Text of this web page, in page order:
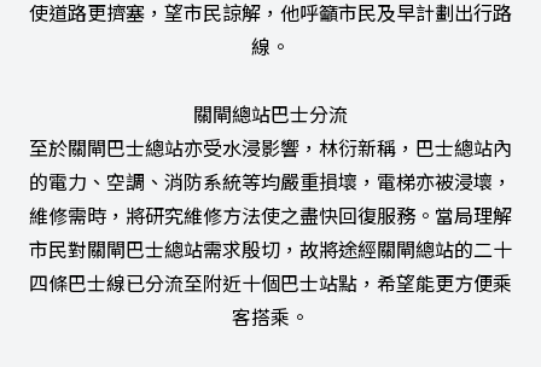
使道路更擠塞，望市民諒解，他呼籲市民及早計劃出行路
線。
關閘總站巴士分流
至於關閘巴士總站亦受水浸影響，林衍新稱，巴士總站內
的電力、空調、消防系統等均嚴重損壞，電梯亦被浸壞，
維修需時，將研究維修方法使之盡快回復服務。當局理解
市民對關閘巴士總站需求殷切，故將途經關閘總站的二十
四條巴士線已分流至附近十個巴士站點，希望能更方便乘
客搭乘。